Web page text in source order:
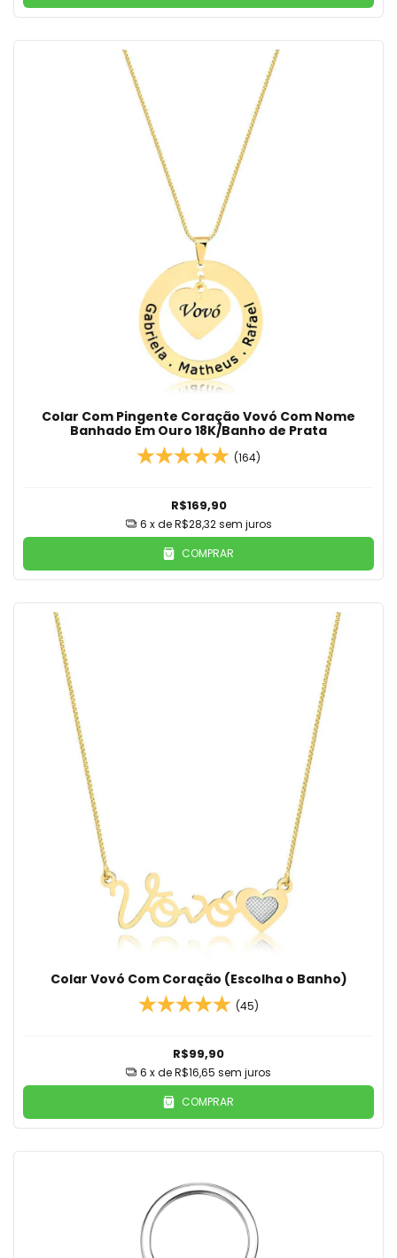
Colar Com Pingente Coração Vovó Com Nome
Banhado Em Ouro 18K/Banho de Prata
(164)
R$169,90
6 x deR$28,32 sem juros
COMPRAR
Colar Vovó Com Coração (Escolha o Banho)
(45)
R$99,90
6 x deR$16,65 sem juros
COMPRAR